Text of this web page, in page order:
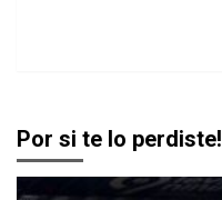
Por si te lo perdiste!